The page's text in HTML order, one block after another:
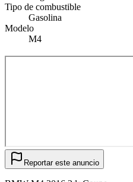
Tipo de combustible
Gasolina
Modelo
M4
Reportar este anuncio